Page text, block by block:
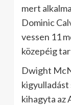
mert
Dominic
vessen 11
közepéig
Dwight
kihagyta az